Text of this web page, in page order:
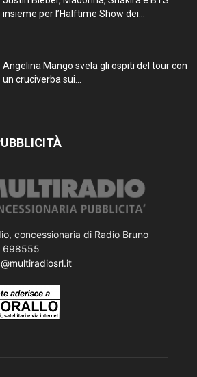
insieme per l’Halftime Show dei...
Angelina Mango svela gli ospiti del tour con
un cruciverba sui...
concessionaria di Radio Bruno
698555